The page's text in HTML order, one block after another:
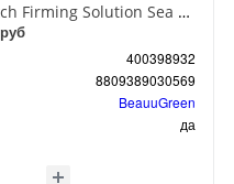
BeauuGreen Hydrogel Eye Patch Firming Solution Sea Cocumber & Black Гидрогелевые патчи для кожи вокруг глаз с экстрактом черного морского огурца 60 шт 90 гр
400398932
8809389030569
BeauuGreen
да